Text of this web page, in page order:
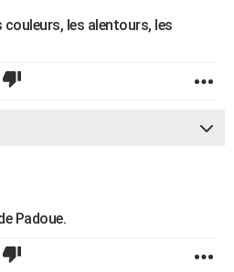
couleurs, les alentours, les
Padoue.